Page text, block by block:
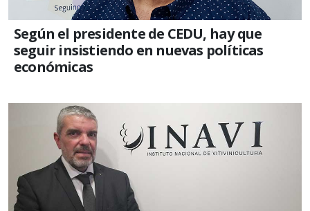
Según el presidente de CEDU, hay que
seguir insistiendo en nuevas políticas
económicas